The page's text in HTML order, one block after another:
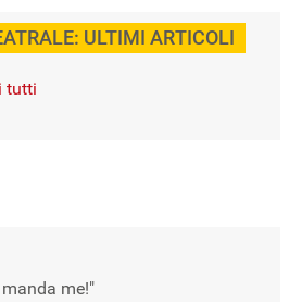
ULTIMI ARTICOLI
tutti
me!"